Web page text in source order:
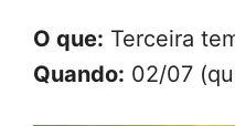
O que: Terceira
Quando: 02/07